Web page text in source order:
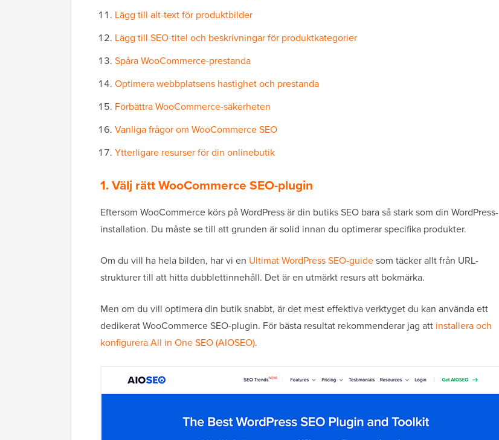
Lägg till alt-text för produktbilder
Lägg till SEO-titel och beskrivningar för produktkategorier
Spåra WooCommerce-prestanda
Optimera webbplatsens hastighet och prestanda
Förbättra WooCommerce-säkerheten
Vanliga frågor om WooCommerce SEO
Ytterligare resurser för din onlinebutik
1. Välj rätt WooCommerce SEO-plugin
Eftersom WooCommerce körs på WordPress är din butiks SEO bara så stark som din WordPress-
installation. Du måste se till att grunden är solid innan du optimerar specifika produkter.
Om du vill ha hela bilden, har vi en Ultimat WordPress SEO-guidesom täcker allt från URL-
strukturer till att hitta dubblettinnehåll. Det är en utmärkt resurs att bokmärka.
Men om du vill optimera din butik snabbt, är det mest effektiva verktyget du kan använda ett
dedikerat WooCommerce SEO-plugin. För bästa resultat rekommenderar jag att installera och
konfigurera All in One SEO (AIOSEO).